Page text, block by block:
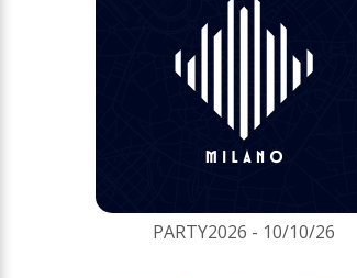
PARTY2026 - 10/10/26